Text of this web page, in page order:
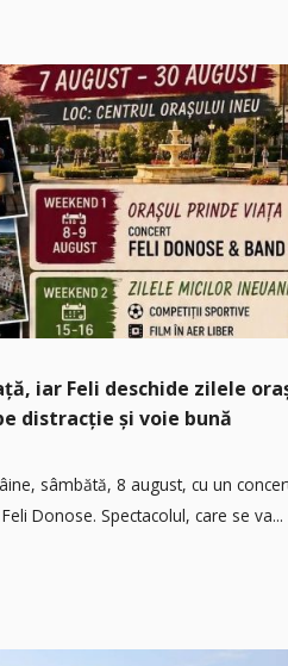
iar Feli deschide zilele
distracție și voie bună
sâmbătă, 8 august, cu un
Donose. Spectacolul, care se va...